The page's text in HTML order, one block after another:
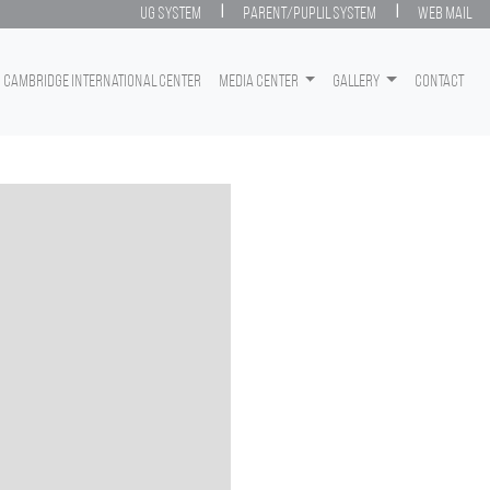
UG System Parent/Puplil System Web Mail
Cambridge International Center Media center Gallery Contact